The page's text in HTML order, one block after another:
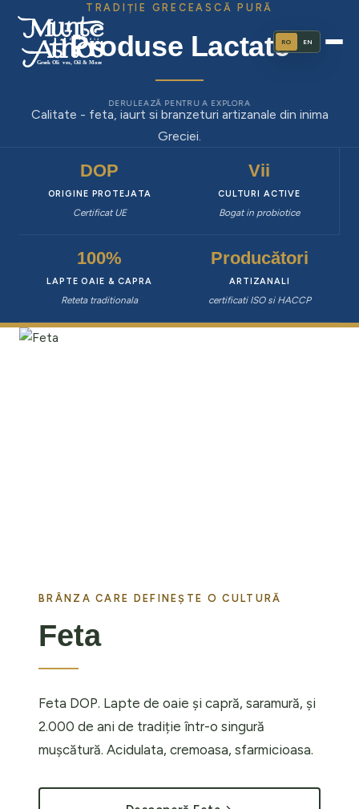
RO EN
TRADIȚIE GRECEASCĂ PURĂ
Produse Lactate
Calitate - feta, iaurt si branzeturi artizanale din inima
Greciei.
DERULEAZĂ PENTRU A EXPLORA
DOP
ORIGINE PROTEJATA
Certificat UE
Vii
CULTURI ACTIVE
Bogat in probiotice
100%
LAPTE OAIE & CAPRA
Reteta traditionala
Producători
ARTIZANALI
certificati ISO si HACCP
BRÂNZA CARE DEFINEȘTE O CULTURĂ
Feta
Feta DOP. Lapte de oaie și capră, saramură, și
2.000 de ani de tradiție într-o singură
mușcătură. Acidulata, cremoasa, sfarmicioasa.